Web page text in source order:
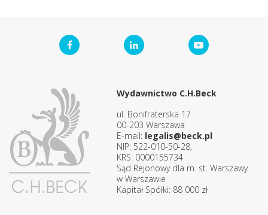
Wydawnictwo C.H.Beck
ul. Bonifraterska 17
00-203 Warszawa
E-mail: legalis@beck.pl
NIP: 522-010-50-28,
KRS: 0000155734
Sąd Rejonowy dla m. st. Warszawy
w Warszawie
Kapitał Spółki: 88 000 zł